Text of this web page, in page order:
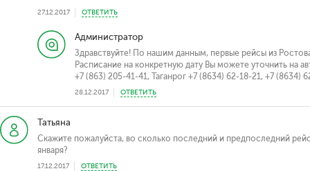
27.12.2017 ОТВЕТИТЬ
Администратор
Здравствуйте! По нашим данным, первые рейсы из
Расписание на конкретную дату Вы можете уточнить на
+7 (863) 205-41-41, Таганрог +7 (8634) 62-18-21, +7 (8634)
28.12.2017 ОТВЕТИТЬ
Татьяна
Скажите пожалуйста, во сколько последний и предпоследний
января?
17.12.2017 ОТВЕТИТЬ